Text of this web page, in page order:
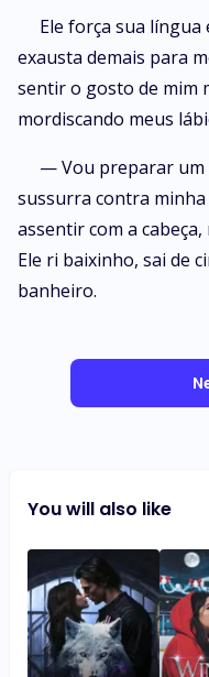
Ele força sua língua
exausta demais para
sentir o gosto de mim
mordiscando meus
— Vou preparar um
sussurra contra
assentir com a
Ele ri baixinho, sai de
banheiro.
You will also like